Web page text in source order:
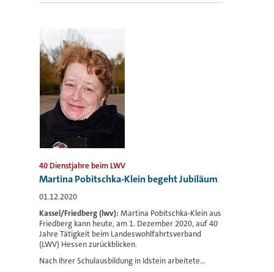
40 Dienstjahre beim LWV
Martina Pobitschka-Klein begeht Jubiläum
01.12.2020
Kassel/Friedberg (lwv): Martina Pobitschka-Klein aus
Friedberg kann heute, am 1. Dezember 2020, auf 40
Jahre Tätigkeit beim Landeswohlfahrtsverband
(LWV) Hessen zurückblicken.
Nach Ihrer Schulausbildung in Idstein arbeitete...